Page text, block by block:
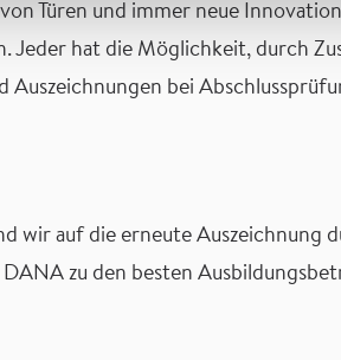
Türen und immer neue
Jeder hat die Möglichkeit, durch
bei
wir auf die erneute
zu den besten